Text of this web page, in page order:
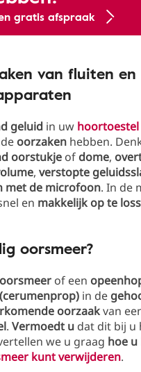
gratis afspraak
van fluiten
geluid in uw hoortoestel
oorzaken hebben.
oorstukje of dome,
, verstopte
met de microfoon. In de
en makkelijk op te
oorsmeer?
of een
in de
oorzaakvan
. Vermoedt u dat dit bij u
we u graag hoe u
kunt verwijderen.